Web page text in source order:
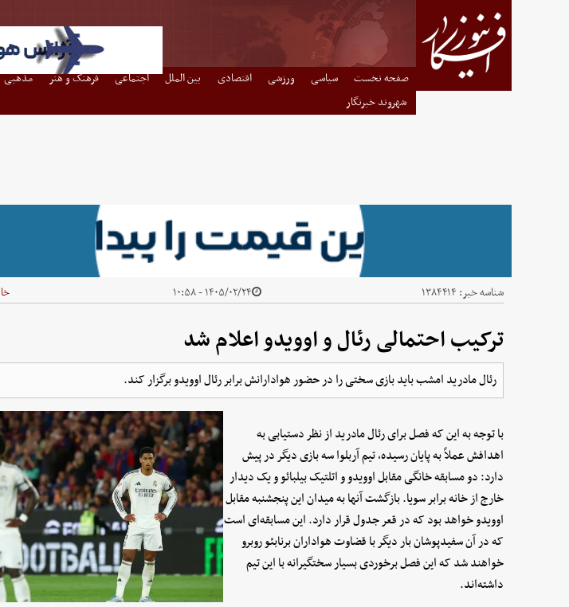
صفحه نخست سیاسی ورزشی اقتصادی بین الملل اجتماعی فرهنگ و هنر مذهبی
شهروند خبرنگار
شناسه خبر: ۱۳۸۴۴۱۴ ۱۴۰۵/۰۲/۲۴ - ۱۰:۵۸
ترکیب احتمالی رئال و اوویدو اعلام شد
رئال مادرید امشب باید بازی سختی را در حضور هوادارانش برابر رئال اوویدو برگزار کند.
با توجه به این که فصل برای رئال مادرید از نظر دستیابی به
اهدافش عملاً به پایان رسیده، تیم آربلوا سه بازی دیگر در پیش
دارد: دو مسابقه خانگی مقابل اوویدو و اتلتیک بیلبائو و یک دیدار
خارج از خانه برابر سویا. بازگشت آنها به میدان این پنجشنبه مقابل
اوویدو خواهد بود که در قعر جدول قرار دارد. این مسابقه‌ای است
که در آن سفیدپوشان بار دیگر با قضاوت هواداران برنابئو روبرو
خواهند شد که این فصل برخوردی بسیار سختگیرانه با این تیم
داشته‌اند.